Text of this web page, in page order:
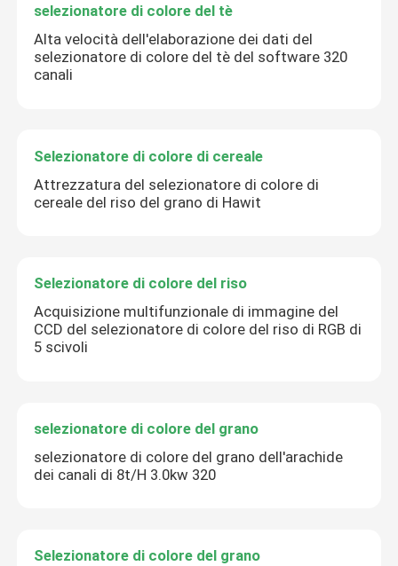
selezionatore di colore del tè
Alta velocità dell'elaborazione dei dati del
selezionatore di colore del tè del software 320
canali
Selezionatore di colore di cereale
Attrezzatura del selezionatore di colore di
cereale del riso del grano di Hawit
Selezionatore di colore del riso
Acquisizione multifunzionale di immagine del
CCD del selezionatore di colore del riso di RGB di
5 scivoli
selezionatore di colore del grano
selezionatore di colore del grano dell'arachide
dei canali di 8t/H 3.0kw 320
Selezionatore di colore del grano